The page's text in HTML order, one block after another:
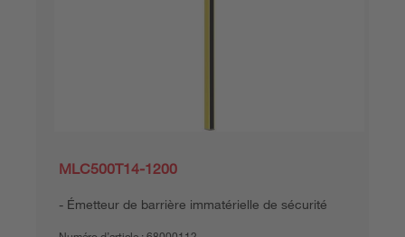
MLC500T14-1200
Émetteur de barrière immatérielle de sécurité